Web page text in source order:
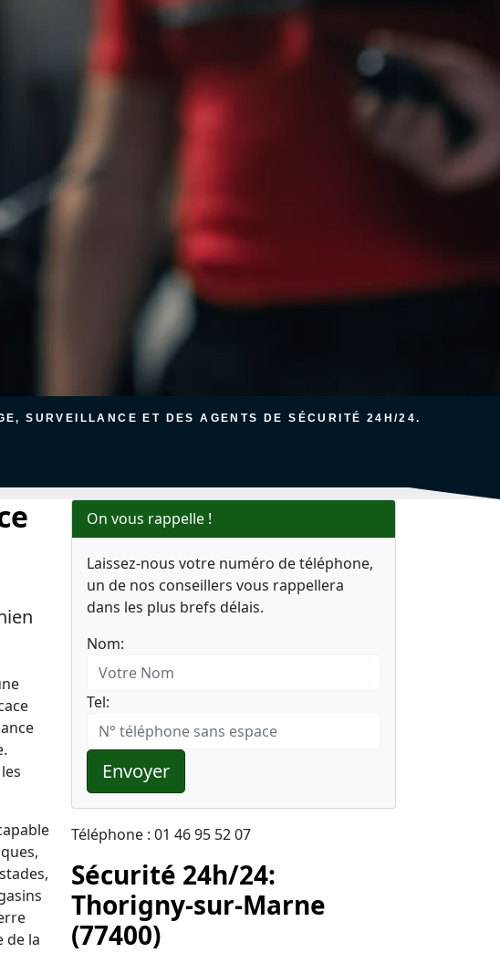
SURVEILLANCE ET DES AGENTS DE SÉCURITÉ 24H/24.
de la
On vous rappelle !
Laissez-nous votre numéro de téléphone,
un de nos conseillers vous rappellera
dans les plus brefs délais.
Nom:
Tel:
Envoyer
Téléphone : 01 46 95 52 07
Sécurité 24h/24:
Thorigny-sur-Marne
(77400)